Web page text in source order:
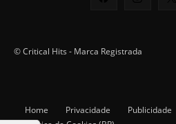
© Critical Hits - Marca Registrada
Home Privacidade Publicidade